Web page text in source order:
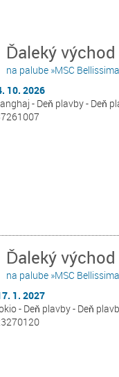
Ďaleký
na palube »MSC
10. 2026
- Deň plavby - Deň
Ďaleký
na palube »MSC
1. 2027
- Deň plavby - Deň